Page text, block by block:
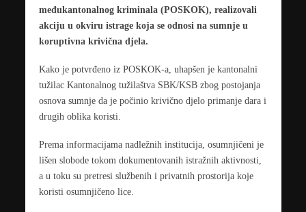
međukantonalnog kriminala (POSKOK), realizovali
akciju u okviru istrage koja se odnosi na sumnje u
koruptivna krivična djela.
Kako je potvrđeno iz POSKOK-a, uhapšen je kantonalni
tužilac Kantonalnog tužilaštva SBK/KSB zbog postojanja
osnova sumnje da je počinio krivično djelo primanje dara i
drugih oblika koristi.
Prema informacijama nadležnih institucija, osumnjičeni je
lišen slobode tokom dokumentovanih istražnih aktivnosti,
a u toku su pretresi službenih i privatnih prostorija koje
koristi osumnjičeno lice.